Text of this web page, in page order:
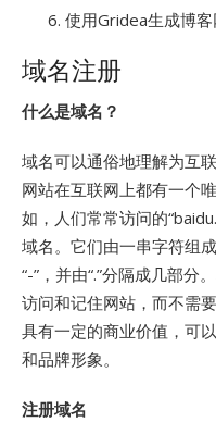
使用Gridea生成博
域名注册
什么是域名？
域名可以通俗地理解为互
网站在互联网上都有一个
如，人们常常访问的
域名。它们由一串字符组
“-”，并由“.”分隔成几部
访问和记住网站，而不需
具有一定的商业价值，可
和品牌形象。
注册域名